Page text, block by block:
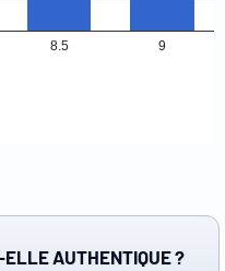
8.5 9
ELLE AUTHENTIQUE ?